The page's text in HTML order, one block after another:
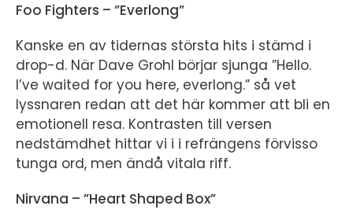
Foo Fighters – ”Everlong”
Kanske en av tidernas största hits i stämd i
drop-d. När Dave Grohl börjar sjunga ”Hello.
I’ve waited for you here, everlong.” så vet
lyssnaren redan att det här kommer att bli en
emotionell resa. Kontrasten till versen
nedstämdhet hittar vi i i refrängens förvisso
tunga ord, men ändå vitala riff.
Nirvana – ”Heart Shaped Box”